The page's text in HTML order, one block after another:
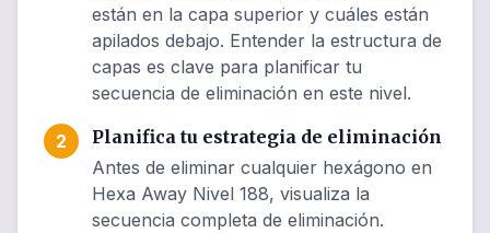
están en la capa superior y cuáles están
apilados debajo. Entender la estructura de
capas es clave para planificar tu
secuencia de eliminación en este nivel.
2
Planifica tu estrategia de eliminación
Antes de eliminar cualquier hexágono en
Hexa Away Nivel 188, visualiza la
secuencia completa de eliminación.